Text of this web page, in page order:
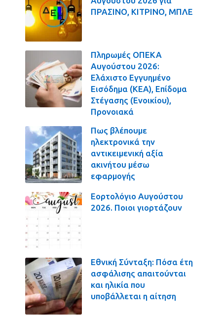
ΠΡΑΣΙΝΟ, ΚΙΤΡΙΝΟ, ΜΠΛΕ
Πληρωμές ΟΠΕΚΑ
Αυγούστου 2026:
Ελάχιστο Εγγυημένο
Εισόδημα (ΚΕΑ), Επίδομα
Στέγασης (Ενοικίου),
Προνοιακά
Πως βλέπουμε
ηλεκτρονικά την
αντικειμενική αξία
ακινήτου μέσω
εφαρμογής
Εορτολόγιο Αυγούστου
2026. Ποιοι γιορτάζουν
Εθνική Σύνταξη: Πόσα έτη
ασφάλισης απαιτούνται
και ηλικία που
υποβάλλεται η αίτηση